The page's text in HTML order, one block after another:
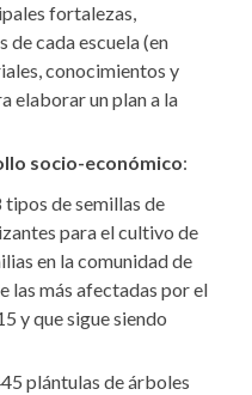
fortalezas,
de cada escuela (en
conocimientos y
elaborar un plan a la
socio-económico:
de semillas de
para el cultivo de
en la comunidad de
las más afectadas por el
y que sigue siendo
plántulas de árboles